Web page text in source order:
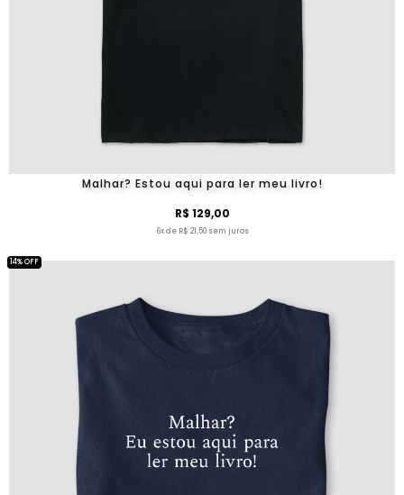
Malhar? Estou aqui para ler meu livro!
R$ 129,00
6x de R$ 21,50 sem juros
14% OFF